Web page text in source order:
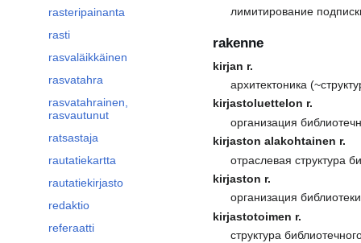
rasteripainanta
rasti
rasvaläikkäinen
rasvatahra
rasvatahrainen,
rasvautunut
ratsastaja
rautatiekartta
rautatiekirjasto
redaktio
referaatti
лимитирование
rakenne
kirjan r.
архитектоника
kirjastoluettelon r.
организация
kirjaston alakohtainen r.
отраслевая структура
kirjaston r.
организация библиотеки
kirjastotoimen r.
структура